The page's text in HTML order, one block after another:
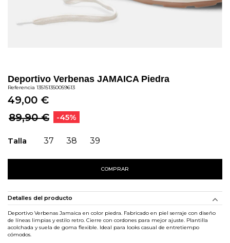
Deportivo Verbenas JAMAICA Piedra
Referencia 135151350059613
49,00 €
89,90 €
-45%
Talla 37 38 39
COMPRAR
Detalles del producto
Deportivo Verbenas Jamaica en color piedra. Fabricado en piel serraje con diseño
de líneas limpias y estilo retro. Cierre con cordones para mejor ajuste. Plantilla
acolchada y suela de goma flexible. Ideal para looks casual de entretiempo
cómodos.